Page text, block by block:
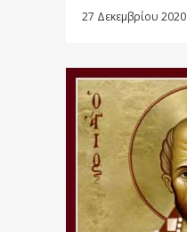
27 Δεκεμβρίου 2020